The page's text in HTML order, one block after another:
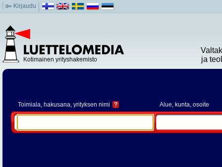
Kirjaudu
Kotimainen yrityshakemisto
ja
Toimiala, hakusana, yrityksen nimi ? Alue, kunta, osoite